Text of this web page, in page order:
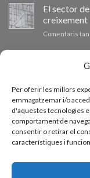
Per oferir les millors
emmagatzemar i/o
d'aquestes tecnologies
comportament de
consentir o retirar el
característiques i
El sector
creixement
Comentaris
PRESSUPOST A
Si necessiteu
pressupost a mida
pressupost.